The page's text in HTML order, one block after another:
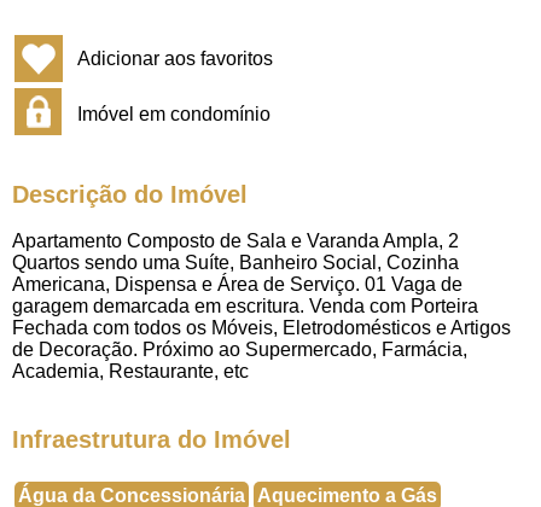
Adicionar aos favoritos
Imóvel em condomínio
Descrição do Imóvel
Apartamento Composto de Sala e Varanda Ampla, 2
Quartos sendo uma Suíte, Banheiro Social, Cozinha
Americana, Dispensa e Área de Serviço. 01 Vaga de
garagem demarcada em escritura. Venda com Porteira
Fechada com todos os Móveis, Eletrodomésticos e Artigos
de Decoração. Próximo ao Supermercado, Farmácia,
Academia, Restaurante, etc
Infraestrutura do Imóvel
Água da Concessionária
Aquecimento a Gás